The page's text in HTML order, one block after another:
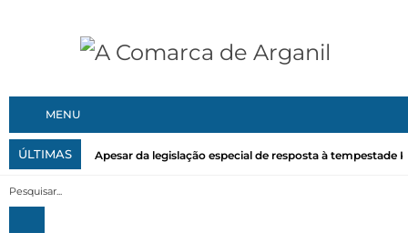
MENU
ÚLTIMAS Apesar da legislação especial de resposta à tempestade